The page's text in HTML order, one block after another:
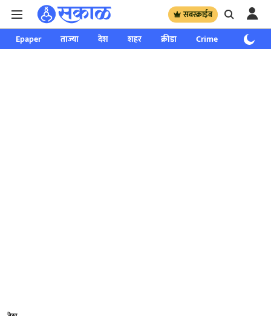
सबस्क्राईब
Epaper ताज्या देश शहर क्रीडा Crime साप्ताहिक